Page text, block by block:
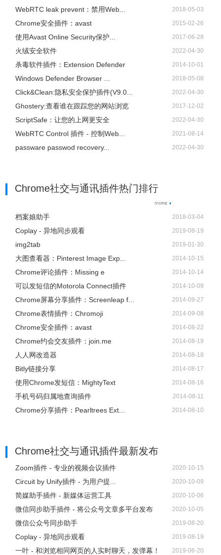
WebRTC leak prevent：禁用Web... 2018-05-03
Chrome安全插件：avast 2015-02-26
使用Avast Online Security保护... 2017-06-28
火绒安全软件 2022-04-30
杀毒软件插件：Extension Defender 2014-10-01
Windows Defender Browser ... 2018-05-08
Click&Clean:隐私安全保护插件(V9.0... 2022-04-30
Ghostery:查看谁在跟踪您的网站浏览 2017-12-02
ScriptSafe：让您的上网更安全 2022-04-30
WebRTC Control 插件 - 控制Web... 2021-08-14
passware passwod recovery... 2022-04-30
Chrome社交与通讯插件热门排行
档案娘助手 2018-03-04
Coplay - 异地同步观看 2019-08-19
img2tab 2019-01-30
大图查看器：Pinterest Image Exp... 2014-10-15
Chrome评论插件：Missing e 2014-10-14
可以发短信的Motorola Connect插件 2014-10-09
Chrome屏幕分享插件：Screenleap f... 2014-09-27
Chrome表情插件：Chromoji 2014-09-08
Chrome安全插件：avast 2014-08-22
Chrome约会交友插件：join.me 2014-08-19
人人网改造器 2014-08-18
Bitly链接分享 2014-08-17
使用Chrome发短信：MightyText 2014-08-16
手机号码归属地查询插件 2014-08-11
Chrome分享插件：Pearltrees Ext... 2014-08-10
Chrome社交与通讯插件最新发布
Zoom插件 - 专业的视频会议插件 2020-10-15
Circuit by Unify插件 - 为用户提... 2020-10-09
简媒助手插件 - 新媒体运营工具 2020-10-06
微信同步助手插件 - 将公众号文章多平台发布 2020-10-05
微信公众号同步助手 2019-08-20
Coplay - 异地同步观看 2019-08-19
一叶 - 和浏览相同网页的人实时聊天，发弹幕！ 2019-06-20